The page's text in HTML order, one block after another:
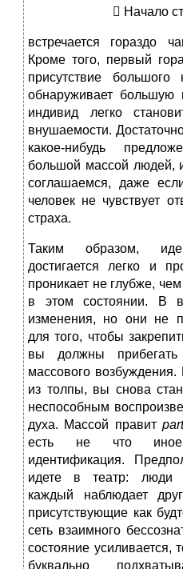
 Начало
встречается гораздо
Кроме того, первый
присутствие
обнаруживает
индивид легко
внушаемости.
какое-нибудь
большой массой людей,
соглашаемся, даже
человек не чувствует
страха.
Таким образом,
достигается легко и
проникает не глубже,
в этом состоянии. В
изменения, но они не
для того, чтобы
вы должны
массового
из толпы, вы снова
неспособным
духа. Массой правит
есть не что иное,
идентификация.
идете в театр: люди
каждый наблюдает
присутствующие как
сеть взаимного
состояние усиливается,
буквально